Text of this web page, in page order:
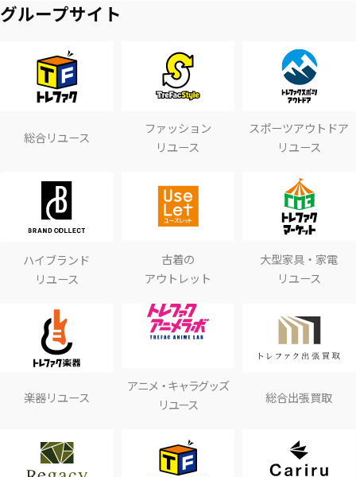
グループサイト
総合リユース
ファッション
リユース
スポーツアウトドア
リユース
ハイブランド
リユース
古着の
アウトレット
大型家具・家電
リユース
楽器リユース
アニメ・キャラグッズ
リユース
総合出張買取